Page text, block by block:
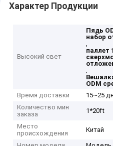
Характер Продукции
Высокий свет
Пядь
набор
,
паллет
,
ODM
Время доставки
15~25
Количество мин
заказа
1*20ft
Место
происхождения
Китай